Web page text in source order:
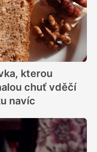
kterou
chuť vděčí
navíc